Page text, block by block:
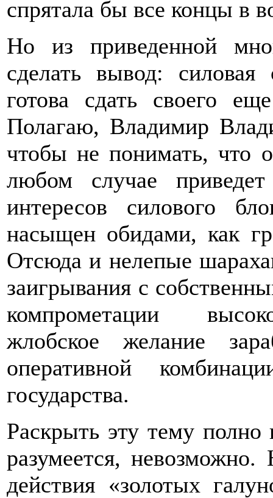
спрятала бы все концы в
Но из приведенной
сделать вывод:
готова сдать своего
Полагаю, Владимир
чтобы не понимать, что
любом случае
интересов силового
насыщен обидами, как
Отсюда и нелепые
заигрывания с
компрометации
жлобское желание
оперативной
государства.
Раскрыть эту тему
разумеется, невозможно.
действия «золотых